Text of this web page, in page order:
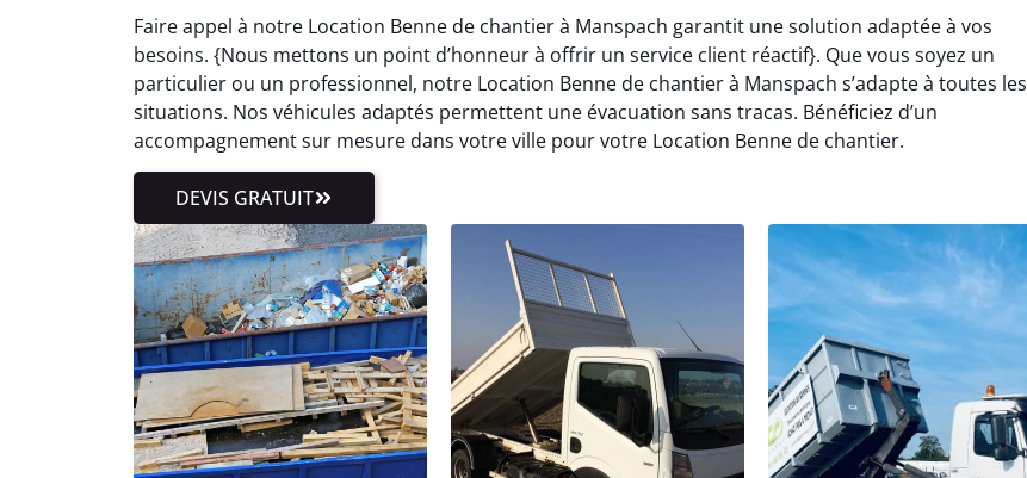
Faire appel à notre Location Benne de chantier à Manspach garantit une solution adaptée à vos
besoins. {Nous mettons un point d’honneur à offrir un service client réactif}. Que vous soyez un
particulier ou un professionnel, notre Location Benne de chantier à Manspach s’adapte à toutes les
situations. Nos véhicules adaptés permettent une évacuation sans tracas. Bénéficiez d’un
accompagnement sur mesure dans votre ville pour votre Location Benne de chantier.
DEVIS GRATUIT